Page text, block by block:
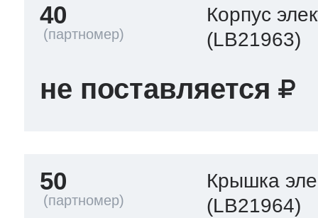
40
Корпус
(LB21963)
не поставляется
50
Крышка
(LB21964)